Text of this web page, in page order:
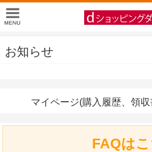
お知らせ
マイページ(購入履歴、領
FAQは